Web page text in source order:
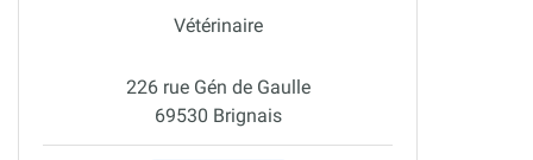
Vétérinaire
226 rue Gén de Gaulle
69530 Brignais